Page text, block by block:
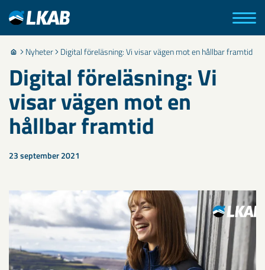
Nyheter Digital föreläsning: Vi visar vägen mot en hållbar framtid
Digital föreläsning: Vi
visar vägen mot en
hållbar framtid
23 september 2021